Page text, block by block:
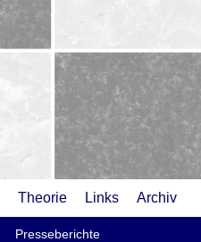
Theorie Links Archiv
Presseberichte